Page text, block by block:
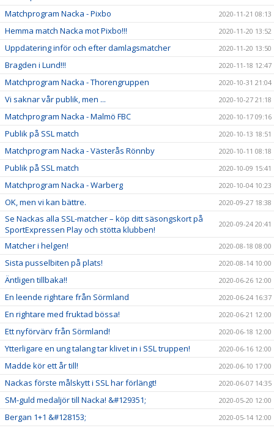
Matchprogram Nacka - Pixbo 2020-11-21 08:13
Hemma match Nacka mot Pixbo!!! 2020-11-20 13:52
Uppdatering inför och efter damlagsmatcher 2020-11-20 13:50
Bragden i Lund!!! 2020-11-18 12:47
Matchprogram Nacka - Thorengruppen 2020-10-31 21:04
Vi saknar vår publik, men ... 2020-10-27 21:18
Matchprogram Nacka - Malmö FBC 2020-10-17 09:16
Publik på SSL match 2020-10-13 18:51
Matchprogram Nacka - Västerås Rönnby 2020-10-11 08:18
Publik på SSL match 2020-10-09 15:41
Matchprogram Nacka - Warberg 2020-10-04 10:23
OK, men vi kan bättre. 2020-09-27 18:38
Se Nackas alla SSL-matcher – köp ditt säsongskort på
SportExpressen Play och stötta klubben!
2020-09-24 20:41
Matcher i helgen! 2020-08-18 08:00
Sista pusselbiten på plats! 2020-08-14 10:00
Äntligen tillbaka!! 2020-06-26 12:00
En leende rightare från Sörmland 2020-06-24 16:37
En rightare med fruktad bössa! 2020-06-21 12:00
Ett nyförvärv från Sörmland! 2020-06-18 12:00
Ytterligare en ung talang tar klivet in i SSL truppen! 2020-06-16 12:00
Madde kör ett år till! 2020-06-10 17:00
Nackas förste målskytt i SSL har förlängt! 2020-06-07 14:35
SM-guld medaljör till Nacka! &#129351; 2020-05-20 12:00
Bergan 1+1 &#128153; 2020-05-14 12:00